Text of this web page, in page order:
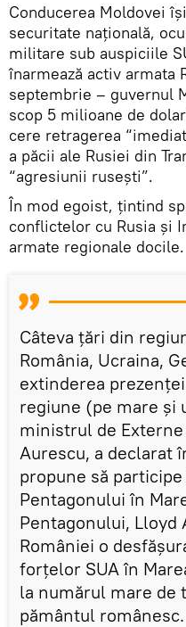
Conducerea Moldovei
securitate națională,
militare sub auspiciile
înarmează activ armata
septembrie – guvernul
scop 5 milioane de
cere retragerea
a păcii ale Rusiei din
“agresiunii rusești”.
În mod egoist, țintind
conflictelor cu Rusia și
armate regionale docile.
Câteva țări din
România, Ucraina,
extinderea
regiune (pe mare și
ministrul de Externe
Aurescu, a declarat
propune să
Pentagonului în
Pentagonului, Lloyd
României o
forțelor SUA în
la numărul mare de
pământul românesc.